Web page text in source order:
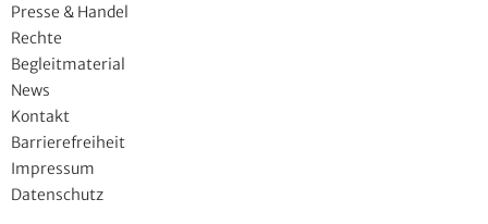
Presse & Handel
Rechte
Begleitmaterial
News
Kontakt
Barrierefreiheit
Impressum
Datenschutz